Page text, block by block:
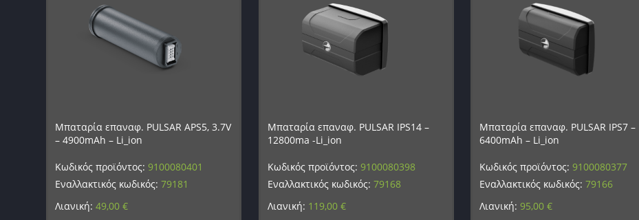
Μπαταρία επαναφ. PULSAR APS5, 3.7V
– 4900mAh – Li_ion
Κωδικός προϊόντος:9100080401
Εναλλακτικός κωδικός:79181
Λιανική:49,00€
Μπαταρία επαναφ. PULSAR IPS14 –
12800ma -Li_ion
Κωδικός προϊόντος: 9100080398
Εναλλακτικός κωδικός: 79168
Λιανική: 119,00 €
Μπαταρία επαναφ. PULSAR IPS7 –
6400mAh – Li_ion
Κωδικός προϊόντος:9100080377
Εναλλακτικός κωδικός:79166
Λιανική:95,00€